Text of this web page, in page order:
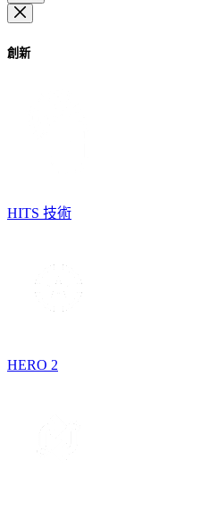
創新
HITS 技術
HERO 2